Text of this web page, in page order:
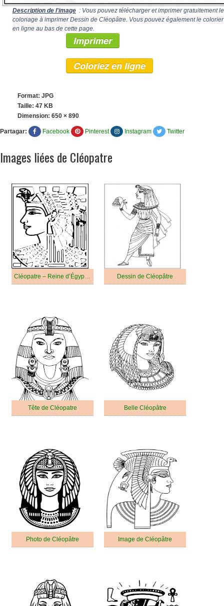
Description de l'image : Vous pouvez télécharger et imprimer gratuitement le
coloriage à imprimer Dessin de Cléopâtre. Vous pouvez également le colorier
en ligne au bas de cette page.
Imprimer
Coloriez en ligne
Format: JPG
Taille: 47 KB
Dimension: 650 × 890
Partagar: Facebook Pinterest Instagram Twitter
Images liées de Cléopatre
Cléopatre – Reine d’Égypte Antique Dessin de Cléopâtre
Tête de Cléopatre Belle Cléopâtre
Photo de Cléopâtre Image de Cléopâtre